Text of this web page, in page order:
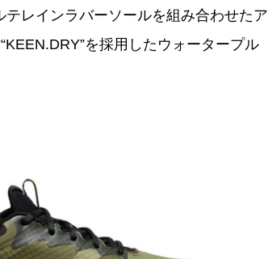
レインラバーソールを組み合わせたア
を採用したウォータープル